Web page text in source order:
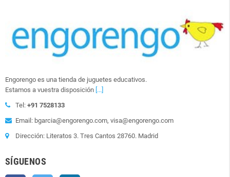
Engorengo es una tienda de juguetes educativos.
Estamos a vuestra disposición [...]
Tel: +91 7528133
Email: bgarcia@engorengo.com, visa@engorengo.com
Dirección: Literatos 3. Tres Cantos 28760. Madrid
SÍGUENOS